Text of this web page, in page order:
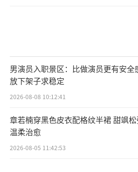
平台保持长期友好合作，通
不移地践行文化“走出去”
化展期间，新加坡当地电视
视出品的电视剧《尚食》。
传统美食，剧中涉及的菜肴
中华各大菜系，通过生动的
化得以穿越千年进入观众的
男演员入职景区：比做演员更有安全
放下架子求稳定
2026-08-08 10:12:41
章若楠穿黑色皮衣配格纹半裙 甜飒
温柔治愈
2026-08-05 11:42:53